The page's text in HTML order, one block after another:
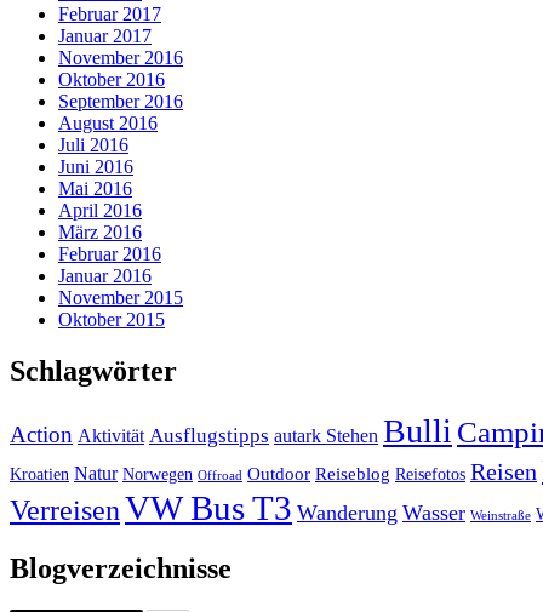
Februar 2017
Januar 2017
November 2016
Oktober 2016
September 2016
August 2016
Juli 2016
Juni 2016
Mai 2016
April 2016
März 2016
Februar 2016
Januar 2016
November 2015
Oktober 2015
Schlagwörter
Action Aktivität Ausflugstipps autark Stehen Bulli
Kroatien Natur Norwegen Offroad Outdoor Reiseblog Reisefotos Reisen
VerreisenVW Bus T3 Wanderung Wasser Weinstraße
Blogverzeichnisse